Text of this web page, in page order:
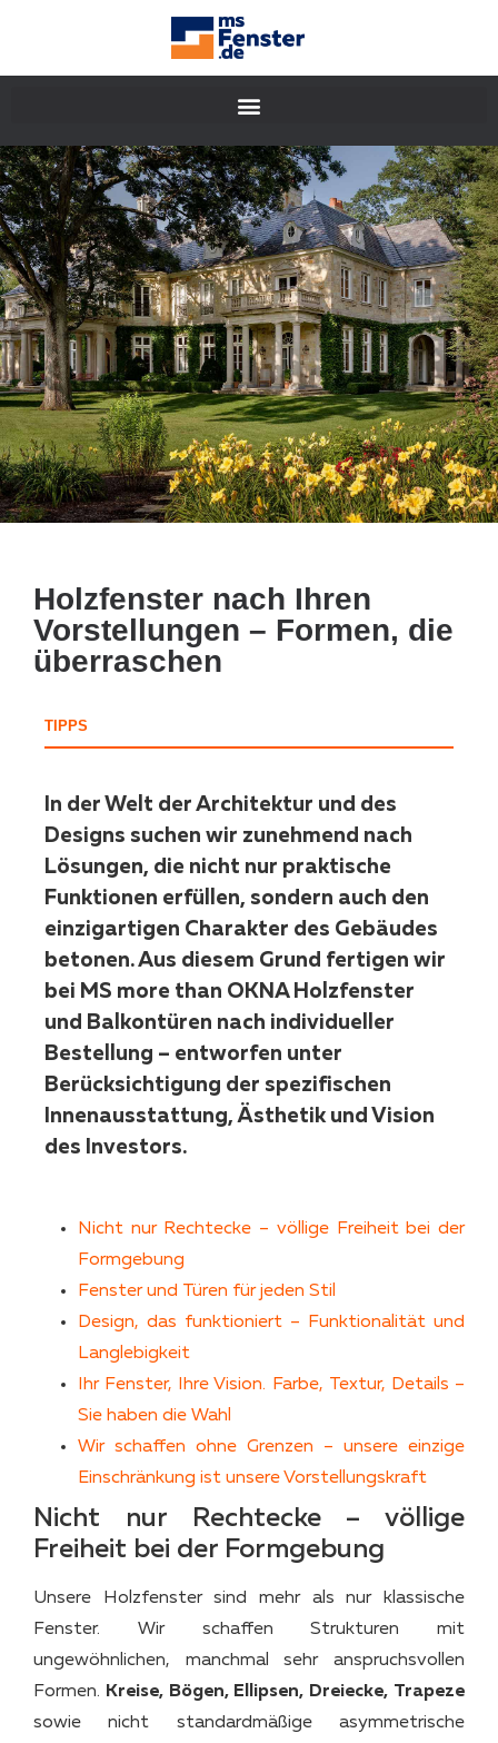
Holzfenster nach Ihren
Vorstellungen – Formen, die
überraschen
TIPPS
In der Welt der Architektur und des
Designs suchen wir zunehmend nach
Lösungen, die nicht nur praktische
Funktionen erfüllen, sondern auch den
einzigartigen Charakter des Gebäudes
betonen. Aus diesem Grund fertigen wir
bei MS more than OKNA Holzfenster
und Balkontüren nach individueller
Bestellung – entworfen unter
Berücksichtigung der spezifischen
Innenausstattung, Ästhetik und Vision
des Investors.
Nicht nur Rechtecke – völlige Freiheit bei der
Formgebung
Fenster und Türen für jeden Stil
Design, das funktioniert – Funktionalität und
Langlebigkeit
Ihr Fenster, Ihre Vision. Farbe, Textur, Details –
Sie haben die Wahl
Wir schaffen ohne Grenzen – unsere einzige
Einschränkung ist unsere Vorstellungskraft
Nicht nur Rechtecke – völlige
Freiheit bei der Formgebung
Unsere Holzfenster sind mehr als nur klassische
Fenster. Wir schaffen Strukturen mit
ungewöhnlichen, manchmal sehr anspruchsvollen
Formen. Kreise, Bögen, Ellipsen, Dreiecke, Trapeze
sowie nicht standardmäßige asymmetrische